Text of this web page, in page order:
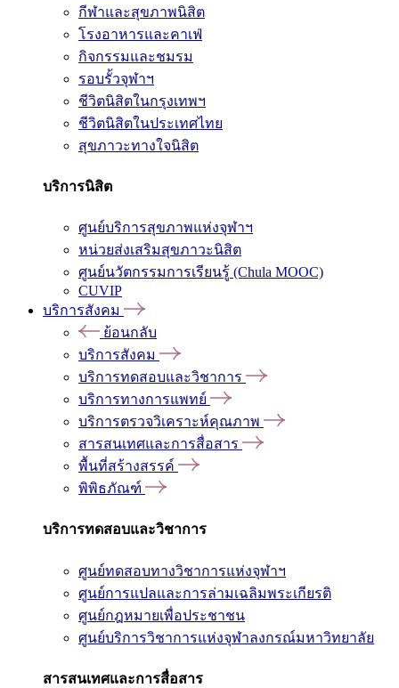
กีฬาและสุขภาพนิสิต
โรงอาหารและคาเฟ่
กิจกรรมและชมรม
รอบรั้วจุฬาฯ
ชีวิตนิสิตในกรุงเทพฯ
ชีวิตนิสิตในประเทศไทย
สุขภาวะทางใจนิสิต
บริการนิสิต
ศูนย์บริการสุขภาพแห่งจุฬาฯ
หน่วยส่งเสริมสุขภาวะนิสิต
ศูนย์นวัตกรรมการเรียนรู้ (Chula MOOC)
CUVIP
บริการสังคม
ย้อนกลับ
บริการสังคม
บริการทดสอบและวิชาการ
บริการทางการแพทย์
บริการตรวจวิเคราะห์คุณภาพ
สารสนเทศและการสื่อสาร
พื้นที่สร้างสรรค์
พิพิธภัณฑ์
บริการทดสอบและวิชาการ
ศูนย์ทดสอบทางวิชาการแห่งจุฬาฯ
ศูนย์การแปลและการล่ามเฉลิมพระเกียรติ
ศูนย์กฎหมายเพื่อประชาชน
ศูนย์บริการวิชาการแห่งจุฬาลงกรณ์มหาวิทยาลัย
สารสนเทศและการสื่อสาร